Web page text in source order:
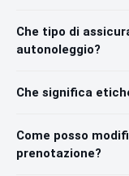
Che tipo di
autonoleggio?
Che significa
Come posso
prenotazione?